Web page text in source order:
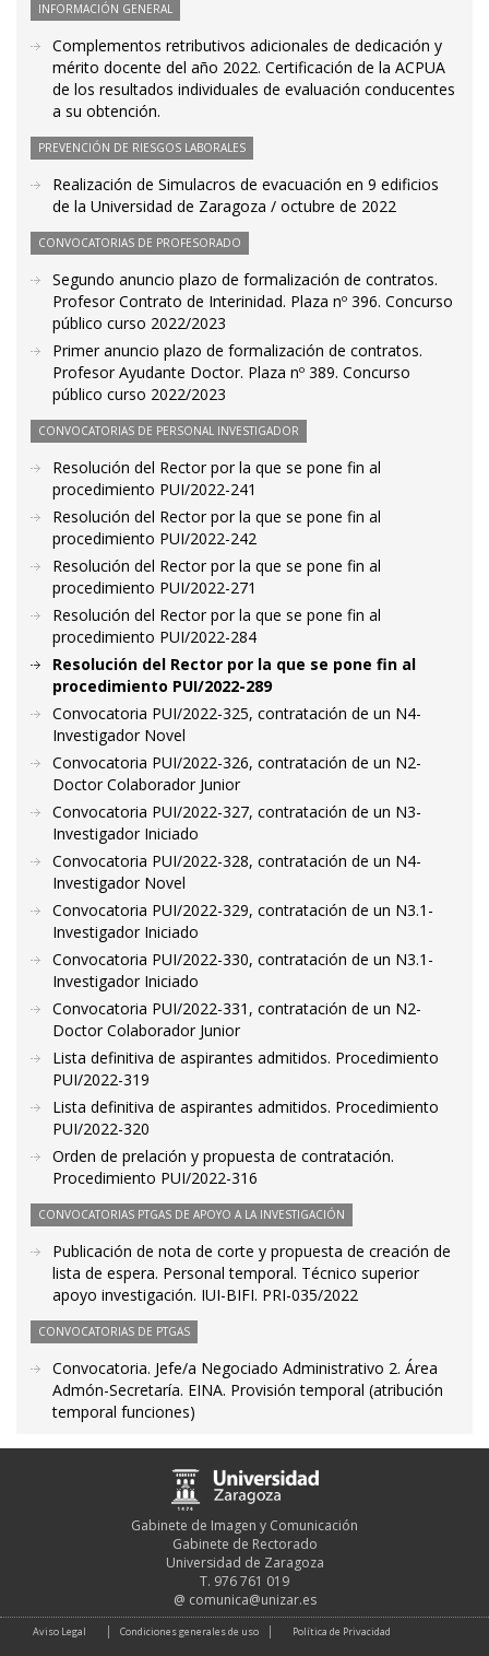
INFORMACIÓN GENERAL
Complementos retributivos adicionales de dedicación y
mérito docente del año 2022. Certificación de la ACPUA
de los resultados individuales de evaluación conducentes
a su obtención.
PREVENCIÓN DE RIESGOS LABORALES
Realización de Simulacros de evacuación en 9 edificios
de la Universidad de Zaragoza / octubre de 2022
CONVOCATORIAS DE PROFESORADO
Segundo anuncio plazo de formalización de contratos.
Profesor Contrato de Interinidad. Plaza nº 396. Concurso
público curso 2022/2023
Primer anuncio plazo de formalización de contratos.
Profesor Ayudante Doctor. Plaza nº 389. Concurso
público curso 2022/2023
CONVOCATORIAS DE PERSONAL INVESTIGADOR
Resolución del Rector por la que se pone fin al
procedimiento PUI/2022-241
Resolución del Rector por la que se pone fin al
procedimiento PUI/2022-242
Resolución del Rector por la que se pone fin al
procedimiento PUI/2022-271
Resolución del Rector por la que se pone fin al
procedimiento PUI/2022-284
Resolución del Rector por la que se pone fin al
procedimiento PUI/2022-289
Convocatoria PUI/2022-325, contratación de un N4-
Investigador Novel
Convocatoria PUI/2022-326, contratación de un N2-
Doctor Colaborador Junior
Convocatoria PUI/2022-327, contratación de un N3-
Investigador Iniciado
Convocatoria PUI/2022-328, contratación de un N4-
Investigador Novel
Convocatoria PUI/2022-329, contratación de un N3.1-
Investigador Iniciado
Convocatoria PUI/2022-330, contratación de un N3.1-
Investigador Iniciado
Convocatoria PUI/2022-331, contratación de un N2-
Doctor Colaborador Junior
Lista definitiva de aspirantes admitidos. Procedimiento
PUI/2022-319
Lista definitiva de aspirantes admitidos. Procedimiento
PUI/2022-320
Orden de prelación y propuesta de contratación.
Procedimiento PUI/2022-316
CONVOCATORIAS PTGAS DE APOYO A LA INVESTIGACIÓN
Publicación de nota de corte y propuesta de creación de
lista de espera. Personal temporal. Técnico superior
apoyo investigación. IUI-BIFI. PRI-035/2022
CONVOCATORIAS DE PTGAS
Convocatoria. Jefe/a Negociado Administrativo 2. Área
Admón-Secretaría. EINA. Provisión temporal (atribución
temporal funciones)
Gabinete de Imagen y Comunicación
Gabinete de Rectorado
Universidad de Zaragoza
T. 976 761 019
@ comunica@unizar.es
Aviso Legal Condiciones generales de uso Política de Privacidad